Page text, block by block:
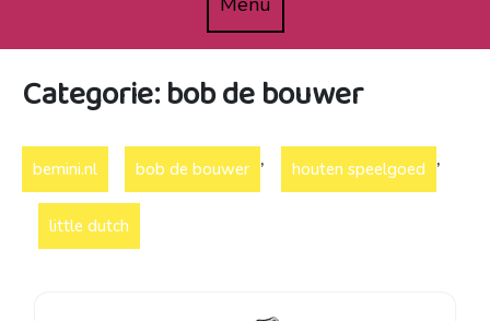
Menu
Categorie:bob de bouwer
bemini.nl bob de bouwer , houten speelgoed ,
little dutch